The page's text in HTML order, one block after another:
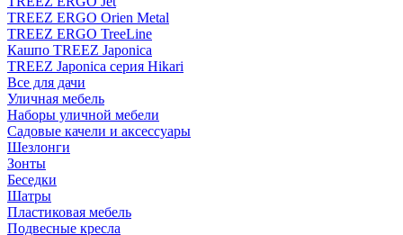
TREEZ ERGO Orien Metal
TREEZ ERGO TreeLine
Кашпо TREEZ Japonica
TREEZ Japonica серия Hikari
Все для дачи
Уличная мебель
Наборы уличной мебели
Садовые качели и аксессуары
Шезлонги
Зонты
Беседки
Шатры
Пластиковая мебель
Подвесные кресла